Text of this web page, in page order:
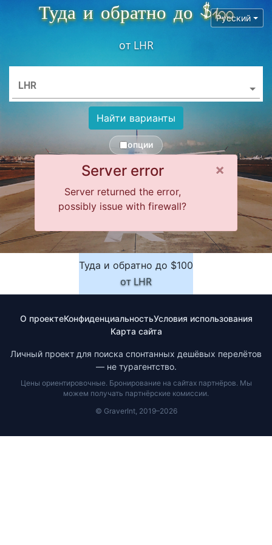
Русский
Туда и обратно до $100
от LHR
LHR
Найти варианты
опции
×
Server error
Server returned the error,
possibly issue with firewall?
Туда и обратно до $100
отLHR
О проектеКонфиденциальностьУсловия использования
Карта сайта
Личный проект для поиска спонтанных дешёвых перелётов
— не турагентство.
Цены ориентировочные. Бронирование на сайтах партнёров. Мы
можем получать партнёрские комиссии.
© GraverInt, 2019–2026